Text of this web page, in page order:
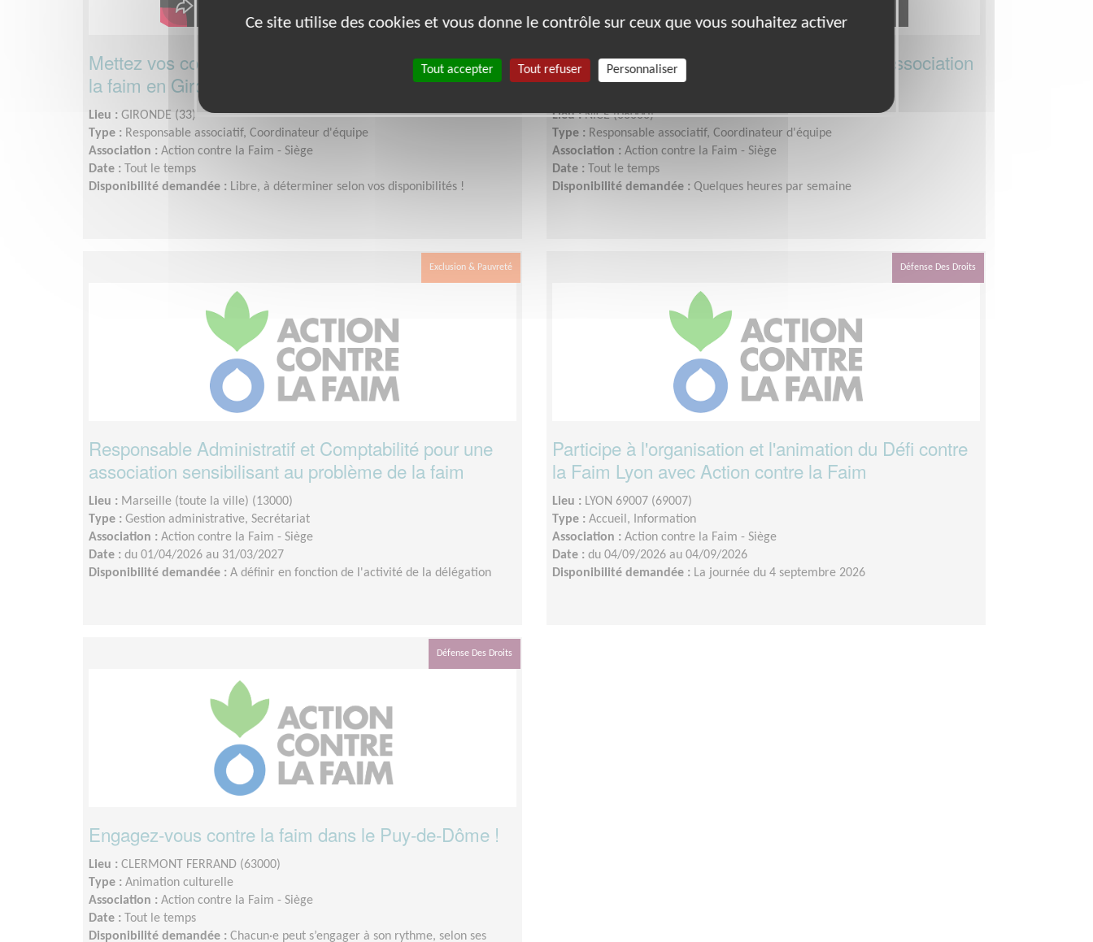
Mettez vos compétences au service de la lutte contre
la faim en Gironde !
Lieu : GIRONDE (33)
Type : Responsable associatif, Coordinateur d'équipe
Association : Action contre la Faim - Siège
Date :
Tout le temps
Disponibilité demandée : Libre, à déterminer selon vos disponibilités !
Deviens Délegué·e/codélegué·e dans une association
de solidarité internationale !
Lieu :NICE (06000)
Type : Responsable associatif, Coordinateur d'équipe
Association : Action contre la Faim - Siège
Date :
Tout le temps
Disponibilité demandée : Quelques heures par semaine
Exclusion & Pauvreté
Responsable Administratif et Comptabilité pour une
association sensibilisant au problème de la faim
Lieu : Marseille (toute la ville) (13000)
Type : Gestion administrative, Secrétariat
Association : Action contre la Faim - Siège
Date : du 01/04/2026 au 31/03/2027
Disponibilité demandée : A définir en fonction de l'activité de la délégation
Défense Des Droits
Participe à l'organisation et l'animation du Défi contre
la Faim Lyon avec Action contre la Faim
Lieu : LYON 69007 (69007)
Type : Accueil, Information
Association : Action contre la Faim - Siège
Date : du 04/09/2026 au 04/09/2026
Disponibilité demandée : La journée du 4 septembre 2026
Défense Des Droits
Engagez-vous contre la faim dans le Puy-de-Dôme !
Lieu : CLERMONT FERRAND (63000)
Type : Animation culturelle
Association : Action contre la Faim - Siège
Date :
Tout le temps
Disponibilité demandée : Chacun·e peut s’engager à son rythme, selon ses
Ce site utilise des cookies et vous donne le contrôle sur ceux que vous souhaitez activer
Tout accepter Tout refuser Personnaliser